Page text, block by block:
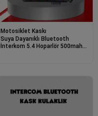
Motosiklet Kaskı
Suya Dayanıklı Bluetooth
İnterkom 5.4 Hoparlör 500mah